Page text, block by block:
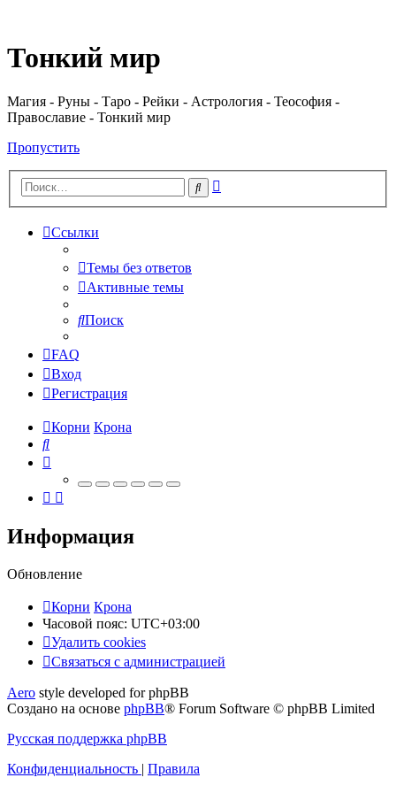
Тонкий мир
Магия - Руны - Таро - Рейки - Астрология - Теософия -
Православие - Тонкий мир
Пропустить
Поиск
Ссылки
Темы без ответов
Активные темы
Поиск
FAQ
Вход
Регистрация
Корни Крона
Поиск
Информация
Обновление
Корни Крона
Часовой пояс: UTC+03:00
Удалить cookies
Связаться
администрацией
Связаться с администрацией
Aero style developed for phpBB
Создано на основе phpBB® Forum Software © phpBB Limited
Русская поддержка phpBB
Конфиденциальность | Правила